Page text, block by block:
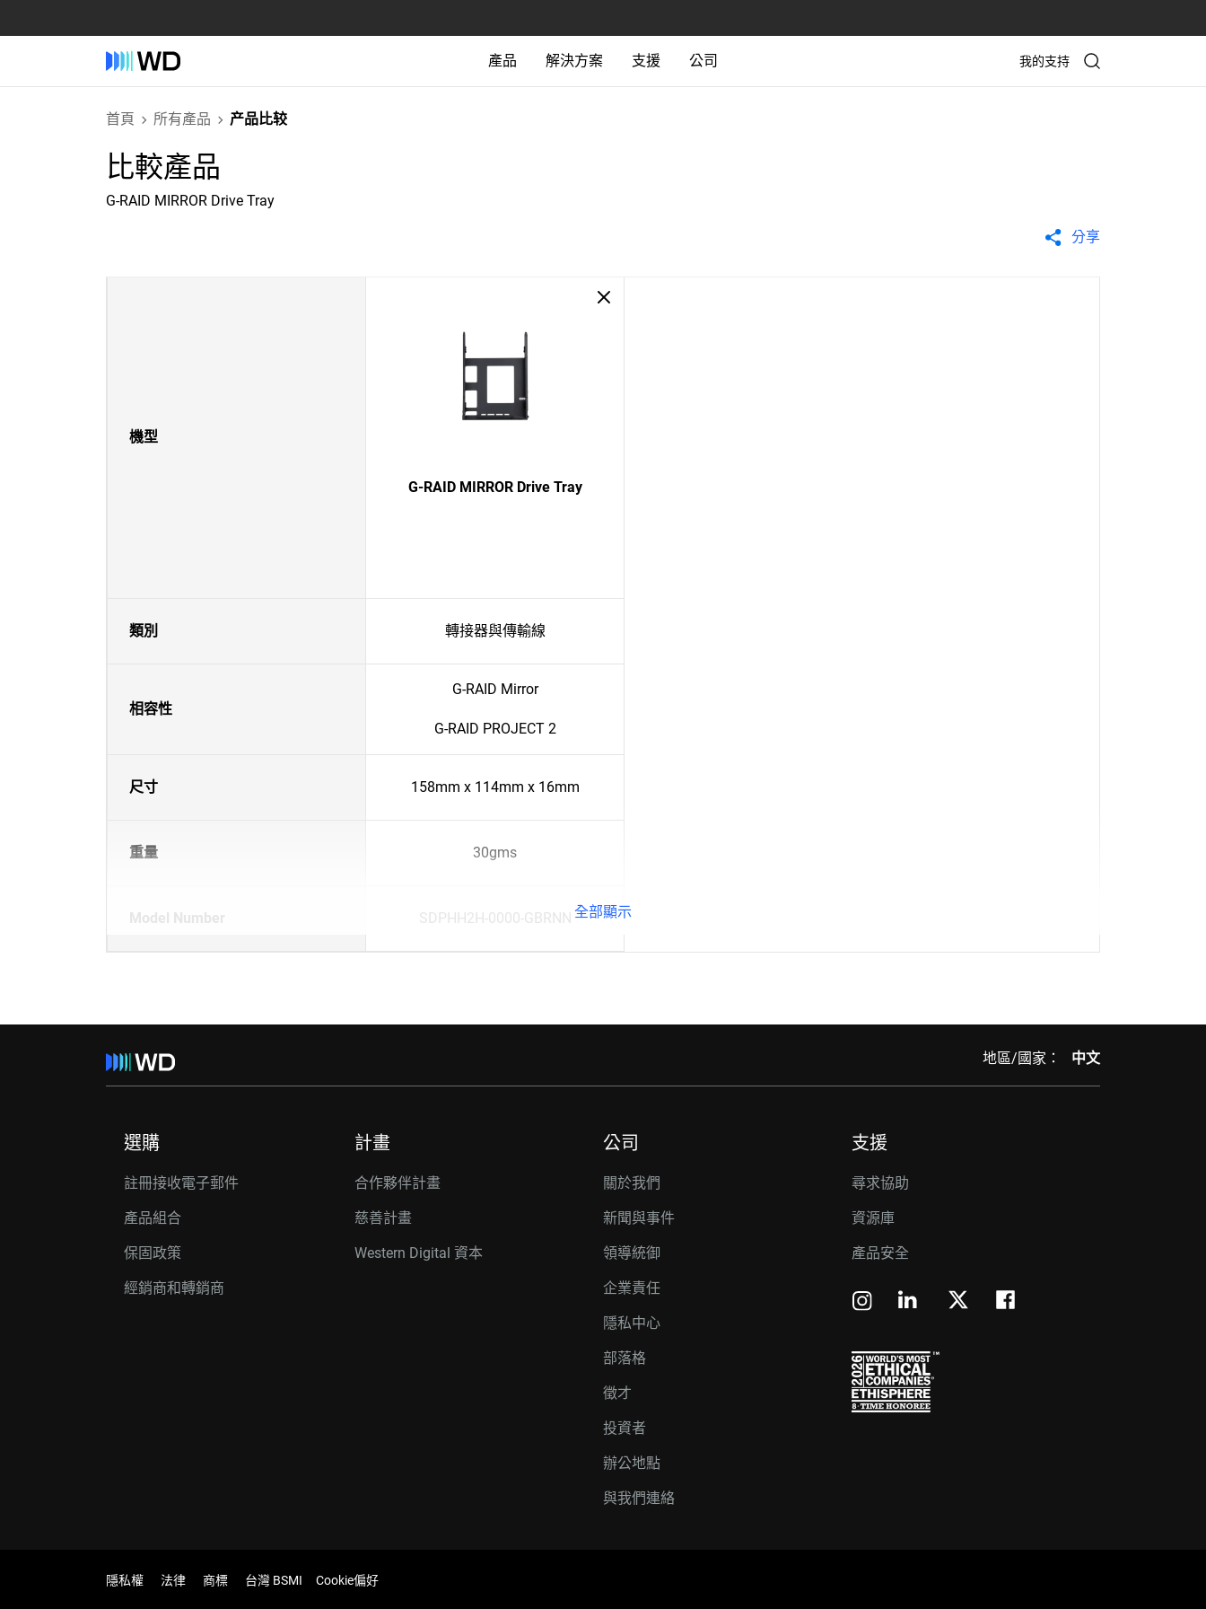
產品 解決方案 支援 公司 我的支持
首頁 所有產品 产品比较
比較產品
G-RAID MIRROR Drive Tray
分享
機型
G-RAID MIRROR Drive Tray
類別 轉接器與傳輸線
相容性
G-RAID Mirror
G-RAID PROJECT 2
尺寸 158mm x 114mm x 16mm
重量 30gms
Model Number SDPHH2H-0000-GBRNN 全部顯示
地區/國家： 中文
選購
註冊接收電子郵件
產品組合
保固政策
經銷商和轉銷商
計畫
合作夥伴計畫
慈善計畫
Western Digital 資本
公司
關於我們
新聞與事件
領導統御
企業責任
隱私中心
部落格
徵才
投資者
辦公地點
與我們連絡
支援
尋求協助
資源庫
產品安全
隱私權 法律 商標 台灣 BSMI Cookie偏好